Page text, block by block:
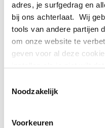
adres, je surfgedrag en
bij ons achterlaat. Wij
tools van andere partijen
om onze website te
geven voor al deze
partijen waarmee wij
Noodzakelijk
Voorkeuren
Testas